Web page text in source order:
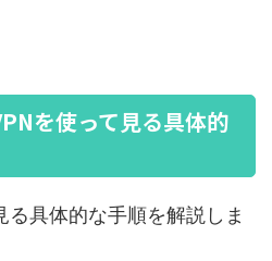
を使って見る具体的
具体的な手順を解説しま